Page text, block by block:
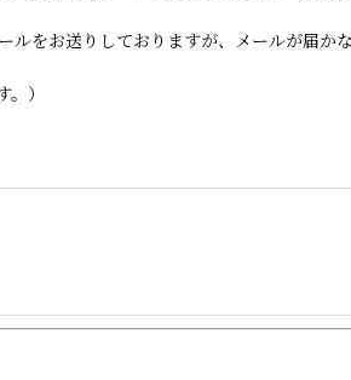
ルをお送りしておりますが、メールが届か
）